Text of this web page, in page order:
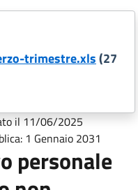
trimestre.xls(27
il11/06/2025
1 Gennaio 2031
personale